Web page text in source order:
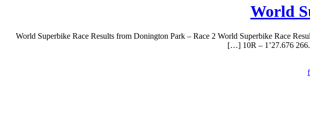
World
World Superbike Race Results from Donington Park – Race 2 World Superbike Race
10R – 1’27.676